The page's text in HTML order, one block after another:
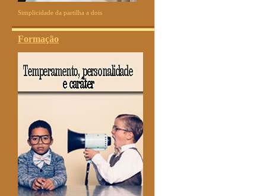
Simplicidade da partilha a dois
Formação